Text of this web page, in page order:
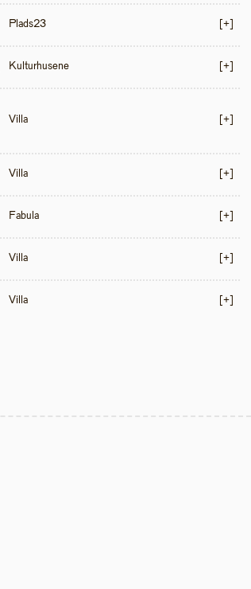
Plads23 [+]
Kulturhusene [+]
Villa [+]
Villa [+]
Fabula [+]
Villa [+]
Villa [+]